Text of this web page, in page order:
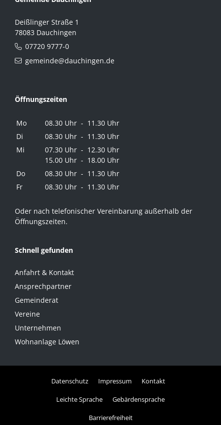
Deißlinger Straße 1
78083 Dauchingen
07720 9777-0
gemeinde@dauchingen.de
Öffnungszeiten
Mo
08.30 Uhr - 11.30 Uhr
Di
08.30 Uhr - 11.30 Uhr
Mi
07.30 Uhr - 12.30 Uhr
15.00 Uhr - 18.00 Uhr
Do
08.30 Uhr - 11.30 Uhr
Fr
08.30 Uhr - 11.30 Uhr
Oder nach telefonischer Vereinbarung außerhalb der
Öffnungszeiten.
Schnell gefunden
Anfahrt & Kontakt
Ansprechpartner
Gemeinderat
Vereine
Unternehmen
Wohnanlage Löwen
Datenschutz Impressum Kontakt
Leichte Sprache Gebärdensprache
Barrierefreiheit